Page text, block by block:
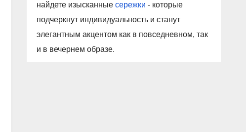
найдете изысканныесережки - которые
подчеркнут индивидуальность и станут
элегантным акцентом как в повседневном, так
и в вечернем образе.